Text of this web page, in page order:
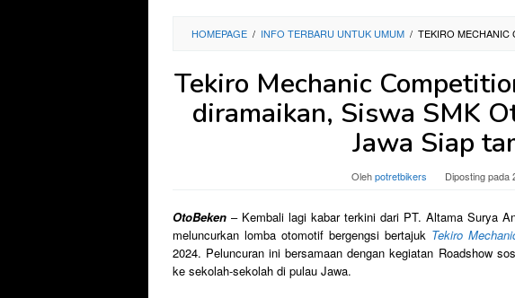
HOMEPAGE / INFO TERBARU UNTUK UMUM / TEKIRO MECHANIC
Tekiro Mechanic
diramaikan, Siswa SMK
Jawa Siap
Olehpotretbikers Diposting pada
OtoBeken – Kembali lagi kabar terkini dari PT. Altama Surya
meluncurkan lomba otomotif bergengsi bertajuk Tekiro
2024. Peluncuran ini bersamaan dengan kegiatan Roadshow
ke sekolah-sekolah di pulau Jawa.